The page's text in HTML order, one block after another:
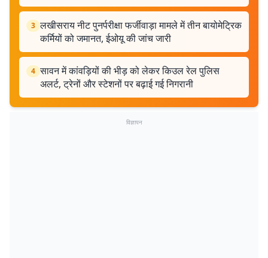
3 लखीसराय नीट पुनर्परीक्षा फर्जीवाड़ा मामले में तीन बायोमेट्रिक
कर्मियों को जमानत, ईओयू की जांच जारी
4 सावन में कांवड़ियों की भीड़ को लेकर किउल रेल पुलिस
अलर्ट, ट्रेनों और स्टेशनों पर बढ़ाई गई निगरानी
विज्ञापन